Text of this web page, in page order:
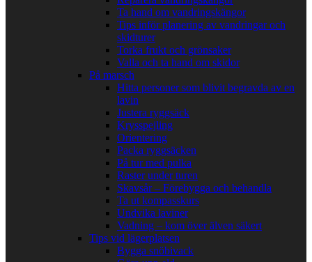
Ta hand om vandringskängor
Tips inför planering av vandringar och
skidturer
Torka frukt och grönsaker
Valla och ta hand om skidor
På marsch
Hitta personer som blivit begravda av en
lavin
Justera ryggsäck
Krysspejling
Orientering
Packa ryggsäcken
På tur med pulka
Raster under turen
Skavsår – Förebygga och behandla
Ta ut kompasskurs
Undvika laviner
Vadning – kom över älven säkert
Tips vid lägerplatsen
Bygga snöbivack